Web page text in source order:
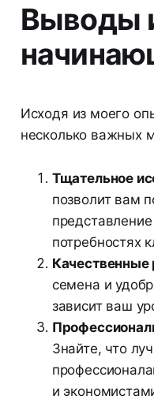
Выводы
Исходя из моего
несколько важных
Тщательное
позволит вам
потребностях
Качественные
семена и
зависит ваш
Знайте, что
и